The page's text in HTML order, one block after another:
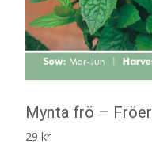
Mynta frö – Fröer
29 kr